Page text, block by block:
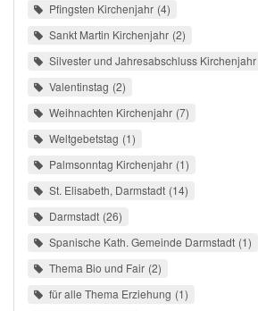
Pfingsten Kirchenjahr 4
Sankt Martin Kirchenjahr 2
Silvester und Jahresabschluss Kirchenjahr
Valentinstag 2
Weihnachten Kirchenjahr 7
Weltgebetstag 1
Palmsonntag Kirchenjahr 1
St. Elisabeth, Darmstadt 14
Darmstadt 26
Spanische Kath. Gemeinde Darmstadt 1
Thema Bio und Fair 2
für alle Thema Erziehung 1